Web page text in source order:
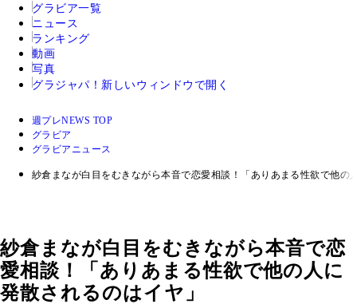
グラビア一覧
ニュース
ランキング
動画
写真
グラジャパ！ 新しいウィンドウで開く
週プレNEWS TOP
グラビア
グラビアニュース
紗倉まなが白目をむきながら本音で恋愛相談！「ありあまる性欲で他の
紗倉まなが白目をむきながら本音で恋
愛相談！「ありあまる性欲で他の人に
発散されるのはイヤ」